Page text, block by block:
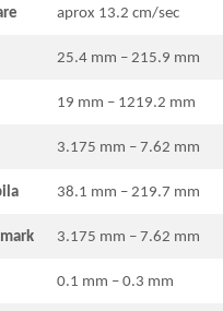
aprox 13.2 cm/sec
25.4 mm – 215.9 mm
19 mm – 1219.2 mm
3.175 mm – 7.62 mm
38.1 mm – 219.7 mm
3.175 mm – 7.62 mm
0.1 mm – 0.3 mm